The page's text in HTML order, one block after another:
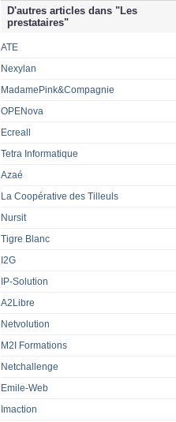
D'autres articles dans "Les
prestataires"
ATE
Nexylan
MadamePink&Compagnie
OPENova
Ecreall
Tetra Informatique
Azaé
La Coopérative des Tilleuls
Nursit
Tigre Blanc
I2G
IP-Solution
A2Libre
Netvolution
M2I Formations
Netchallenge
Emile-Web
Imaction